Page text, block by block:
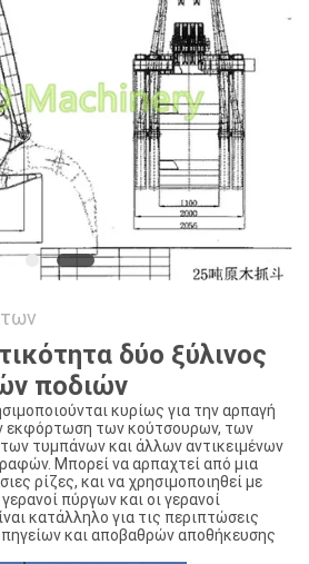
δύο ξύλινος
ποδιών
κυρίως για την αρπαγή
εκφόρτωση των κούτσουρων, των
τυμπάνων και άλλων αντικειμένων
Μπορεί να αρπαχτεί από μια
ρίζες, και να χρησιμοποιηθεί με
πύργων και οι γερανοί
κατάλληλο για τις περιπτώσεις
και αποβαθρών αποθήκευσης